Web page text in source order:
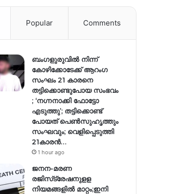
Popular Comments
ബംഗളുരുവിൽ നിന്ന്
കോഴിക്കോടേക്ക് ആറംഗ
സംഘം 21 കാരനെ
തട്ടിക്കൊണ്ടുപോയ സംഭവം
; ‘നഗ്നനാക്കി ഫോട്ടോ
എടുത്തു’; തട്ടിക്കൊണ്ട്
പോയത് പെണ്‍സുഹൃത്തും
സംഘവും; വെളിപ്പെടുത്തി
21കാരന്‍…
1 hour ago
ജനന-മരണ
രജിസ്‌ട്രേഷനുളള
നിയമങ്ങളില്‍ മാറ്റം;ഇനി